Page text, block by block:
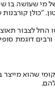
מי שעושה בו
"כולן
החל לצבור
דוגמת
שהוא